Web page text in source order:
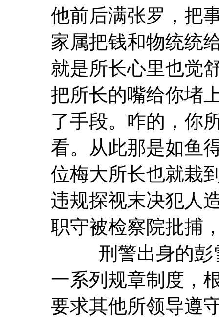
他前后满张罗，把
家属把钱和物统统
就是所长心里也觉
把所长的嘴给你堵
了手段。咋的，你
看。从此那是如鱼
位梅大所长也就栽
违规探视末决犯人
职守被检察院批捕
刑警出身的彭雪
一系列规章制度，
要求其他所领导遵